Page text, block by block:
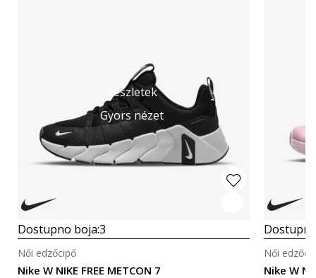
Részletek
Gyors nézet
Dostupno boja:3
Nike W NIKE FREE METCON 7
Női edzőcipő
Nike W
Női